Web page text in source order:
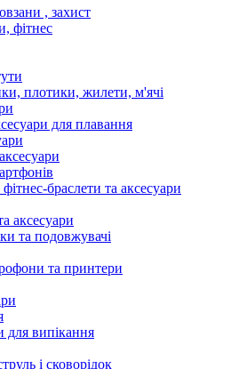
, захист
фітнес
плотики, жилети, м'ячі
для плавання
браслети та аксесуари
аксесуари
та подовжувачі
та принтери
для випікання
і сковорідок